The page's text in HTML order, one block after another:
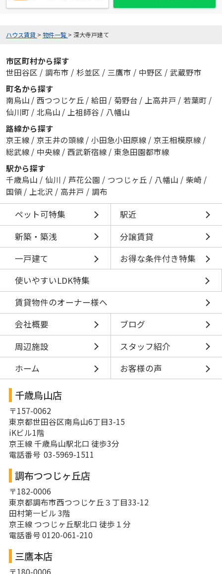
ハウス賃貸 > 物件一覧 > 深大寺戸建て
市区町村から探す
世田谷区 / 調布市 / 杉並区 / 三鷹市 / 中野区 / 武蔵野市
町名から探す
南烏山 / 西つつじケ丘 / 給田 / 菊野台 / 上高井戸 / 若葉町 /
仙川町 / 北烏山 / 上祖師谷 / 八幡山
路線から探す
京王線 / 京王井の頭線 / 小田急小田原線 / 京王相模原線 /
総武線 / 中央線 / 西武新宿線 / 東急田園都市線
駅から探す
千歳烏山 / 仙川 / 芦花公園 / つつじヶ丘 / 八幡山 / 柴崎 /
国領 / 上北沢 / 高井戸 / 調布
ペット可特集
駅近
新築・築浅
分譲賃貸
一戸建て
お得な条件付き特集
使いやすいLDK特集
賃貸物件のオーナー様へ
会社概要
ブログ
周辺施設
スタッフ紹介
ホーム
お客様の声
千歳烏山店
〒157-0062
東京都世田谷区南烏山6丁目3-15
iKビル1階
京王線 千歳烏山駅北口 徒歩3分
電話番号 03-5969-1511
調布つつじヶ丘店
〒182-0006
東京都調布市西つつじケ丘３丁目33-12
田村第一ビル 3階
京王線 つつじヶ丘駅北口 徒歩１分
電話番号 0120-061-210
三鷹本店
〒180-0006